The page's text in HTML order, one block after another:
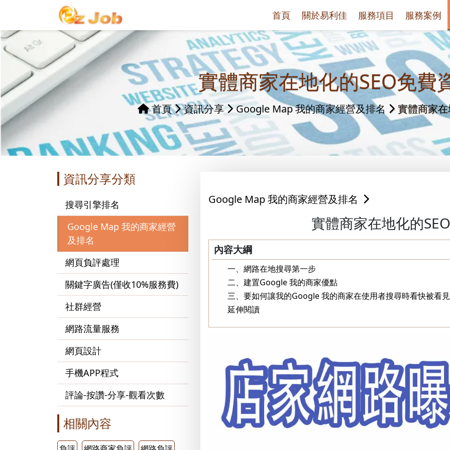
首頁 關於易利佳 服務項目 服務案例
實體商家在地化的SEO免費
首頁 資訊分享 Google Map 我的商家經營及排名 實體商家
資訊分享分類
搜尋引擎排名
Google Map 我的商家經營
及排名
網頁負評處理
關鍵字廣告(僅收10%服務費)
社群經營
網路流量服務
網頁設計
手機APP程式
評論-按讚-分享-觀看次數
相關內容
Google Map 我的商家經營及排名
實體商家在地化的
內容大綱
一、網路在地搜尋第一步
二、建置Google 我的商家優點
三、要如何讓我的Google 我的商家在使用者搜尋時看快被看
延伸閱讀